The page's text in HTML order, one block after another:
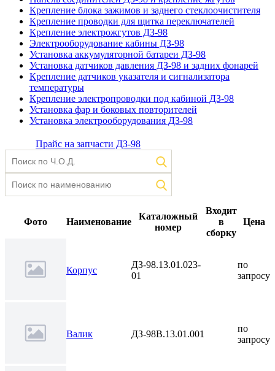
Крепление блока зажимов и заднего стеклоочистителя
Крепление проводки для щитка переключателей
Крепление электрожгутов ДЗ-98
Электрооборудование кабины ДЗ-98
Установка аккумуляторной батареи ДЗ-98
Установка датчиков давления ДЗ-98 и задних фонарей
Крепление датчиков указателя и сигнализатора
температуры
Крепление электропроводки под кабиной ДЗ-98
Установка фар и боковых повторителей
Установка электрооборудования ДЗ-98
Прайс на запчасти ДЗ-98
Фото Наименование
Каталожный
номер
Входит
в
сборку
Цена
Корпус
ДЗ-98.13.01.023-
01
по
запросу
Валик ДЗ-98В.13.01.001
по
запросу